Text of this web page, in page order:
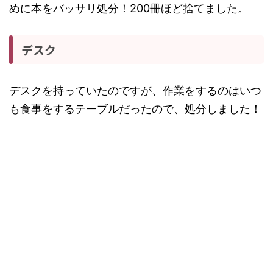
めに本をバッサリ処分！200冊ほど捨てました。
デスク
デスクを持っていたのですが、作業をするのはいつ
も食事をするテーブルだったので、処分しました！